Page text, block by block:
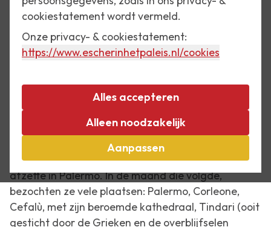
cookiestatement wordt vermeld.
Onze privacy- & cookiestatement:
https://www.escherinhetpaleis.nl/cookies
Alles accepteren
Alleen noodzakelijk
Aanpassen
16 februari 2019
Caltavuturo in de
Madonische bergen
Op 22 april 1932 vertrokken Escher en zijn vriend
Giuseppe Haas-Triverio voor een maand naar
Sicilië, een eiland waar ze beiden nog nooit
geweest waren. In Napels stapten ze op het
stoomschip Florio dat hen na een reis van 13 uur
afzette in Palermo. In de maand die volgde,
bezochten ze vele plaatsen: Palermo, Corleone,
Cefalù, met zijn beroemde kathedraal, Tindari (ooit
gesticht door de Grieken en de overblijfselen